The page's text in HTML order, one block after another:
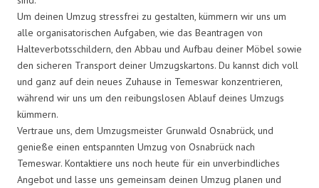
Um deinen Umzug stressfrei zu gestalten, kümmern wir uns um
alle organisatorischen Aufgaben, wie das Beantragen von
Halteverbotsschildern, den Abbau und Aufbau deiner Möbel sowie
den sicheren Transport deiner Umzugskartons. Du kannst dich voll
und ganz auf dein neues Zuhause in Temeswar konzentrieren,
während wir uns um den reibungslosen Ablauf deines Umzugs
kümmern.
Vertraue uns, dem Umzugsmeister Grunwald Osnabrück, und
genieße einen entspannten Umzug von Osnabrück nach
Temeswar. Kontaktiere uns noch heute für ein unverbindliches
Angebot und lasse uns gemeinsam deinen Umzug planen und